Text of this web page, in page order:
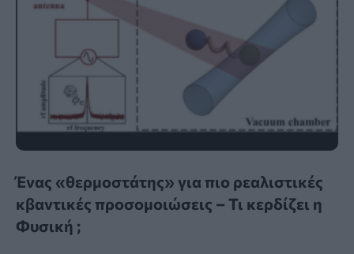
Ένας «θερμοστάτης» για πιο ρεαλιστικές
κβαντικές προσομοιώσεις – Τι κερδίζει η
Φυσική ;